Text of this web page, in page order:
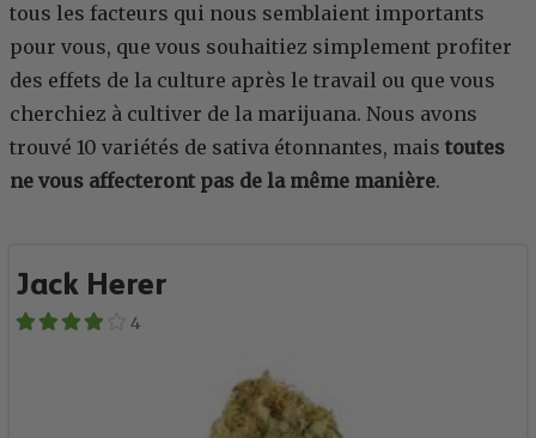
tous les facteurs qui nous semblaient importants
pour vous, que vous souhaitiez simplement profiter
des effets de la culture après le travail ou que vous
cherchiez à cultiver de la marijuana. Nous avons
trouvé 10 variétés de sativa étonnantes, mais toutes
ne vous affecteront pas de la même manière.
Jack Herer
4